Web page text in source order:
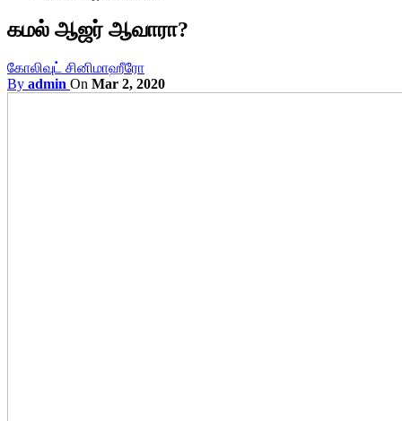
கமல் ஆஜர் ஆவாரா?
கோலிவுட் சினிமாஹீரோ
By admin On Mar 2, 2020